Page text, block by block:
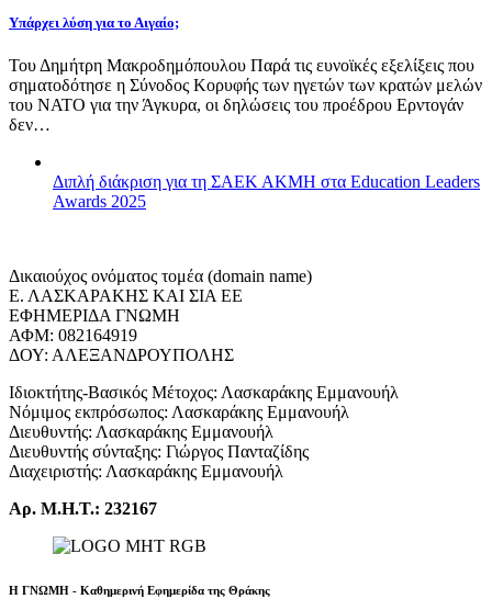
Υπάρχει λύση για το Αιγαίο;
Του Δημήτρη Μακροδημόπουλου Παρά τις ευνοϊκές εξελίξεις που
σηματοδότησε η Σύνοδος Κορυφής των ηγετών των κρατών μελών
του ΝΑΤΟ για την Άγκυρα, οι δηλώσεις του προέδρου Ερντογάν
δεν…
Διπλή διάκριση για τη ΣΑΕΚ ΑΚΜΗ στα Education Leaders
Awards 2025
Δικαιούχος ονόματος τομέα (domain name)
Ε. ΛΑΣΚΑΡΑΚΗΣ ΚΑΙ ΣΙΑ ΕΕ
ΕΦΗΜΕΡΙΔΑ ΓΝΩΜΗ
ΑΦΜ: 082164919
ΔΟΥ: ΑΛΕΞΑΝΔΡΟΥΠΟΛΗΣ
Ιδιοκτήτης-Βασικός Μέτοχος: Λασκαράκης Εμμανουήλ
Νόμιμος εκπρόσωπος: Λασκαράκης Εμμανουήλ
Διευθυντής: Λασκαράκης Εμμανουήλ
Διευθυντής σύνταξης: Γιώργος Πανταζίδης
Διαχειριστής: Λασκαράκης Εμμανουήλ
Αρ. Μ.Η.Τ.: 232167
Η ΓΝΩΜΗ - Καθημερινή Εφημερίδα της Θράκης